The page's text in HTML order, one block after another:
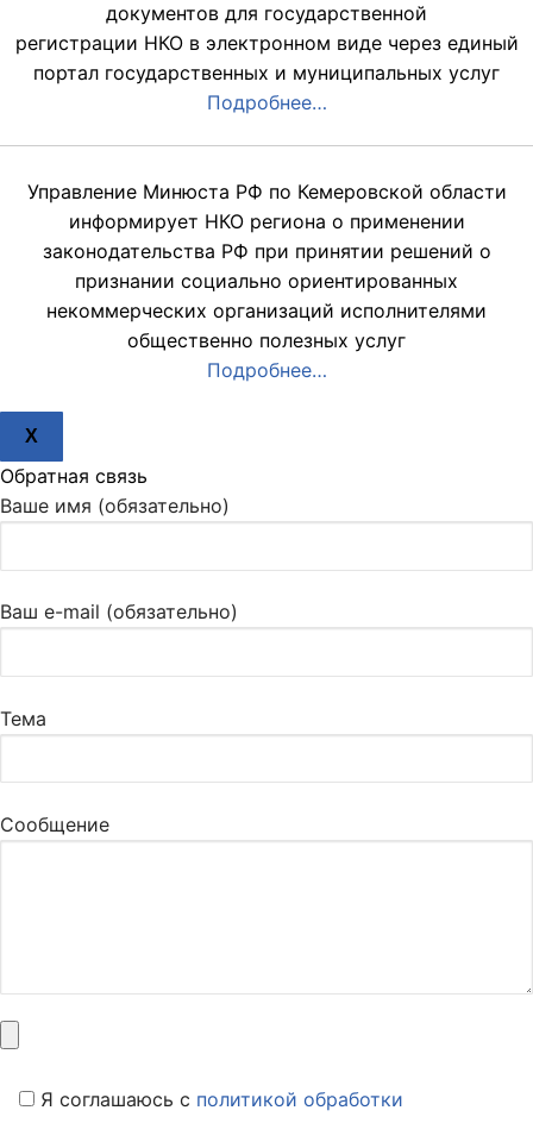
документов для государственной
регистрации НКО в электронном виде через единый
портал государственных и муниципальных услуг
Подробнее…
Управление Минюста РФ по Кемеровской области
информирует НКО региона о применении
законодательства РФ при принятии решений о
признании социально ориентированных
некоммерческих организаций исполнителями
общественно полезных услуг
Подробнее…
X
Обратная связь
Ваше имя (обязательно)
Ваш e-mail (обязательно)
Тема
Сообщение
Я соглашаюсь c политикой обработки